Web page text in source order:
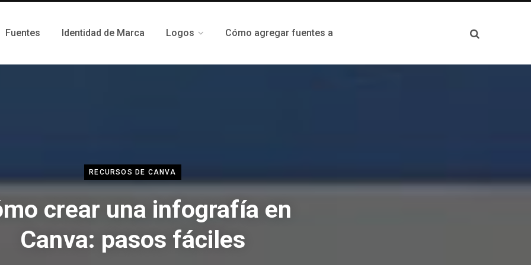
Fuentes Identidad de Marca Logos Cómo agregar fuentes a
RECURSOS DE CANVA
crear una infografía en
Canva: pasos fáciles